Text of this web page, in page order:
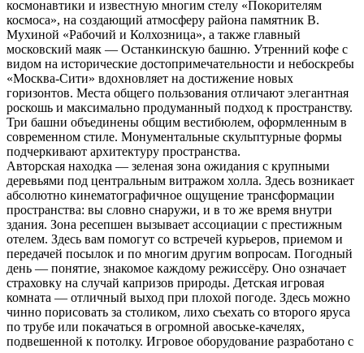
космонавтики и известную многим стелу «Покорителям
космоса», на создающий атмосферу района памятник В.
Мухиной «Рабочий и Колхозница», а также главный
московский маяк — Останкинскую башню. Утренний кофе с
видом на исторические достопримечательности и небоскребы
«Москва-Сити» вдохновляет на достижение новых
горизонтов. Места общего пользования отличают элегантная
роскошь и максимально продуманный подход к пространству.
Три башни объединены общим вестибюлем, оформленным в
современном стиле. Монументальные скульптурные формы
подчеркивают архитектуру пространства.
Авторская находка — зеленая зона ожидания с крупными
деревьями под центральным витражом холла. Здесь возникает
абсолютно кинематографичное ощущение трансформации
пространства: вы словно снаружи, и в то же время внутри
здания. Зона ресепшен вызывает ассоциации с престижным
отелем. Здесь вам помогут со встречей курьеров, приемом и
передачей посылок и по многим другим вопросам. Погодный
день — понятие, знакомое каждому режиссёру. Оно означает
страховку на случай капризов природы. Детская игровая
комната — отличный выход при плохой погоде. Здесь можно
чинно порисовать за столиком, лихо съехать со второго яруса
по трубе или покачаться в огромной авоське-качелях,
подвешенной к потолку. Игровое оборудование разработано с